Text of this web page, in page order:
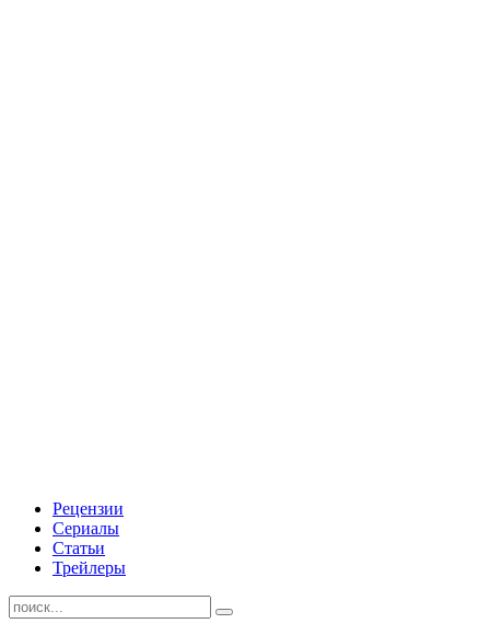
Рецензии
Сериалы
Статьи
Трейлеры
Найти: